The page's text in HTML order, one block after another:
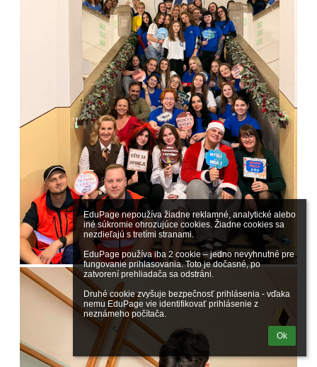
EduPage nepoužíva žiadne reklamné, analytické alebo
iné súkromie ohrozujúce cookies. Žiadne cookies sa
nezdieľajú s tretími stranami.
EduPage používa iba 2 cookie – jedno nevyhnutné pre
fungovanie prihlasovania. Toto je dočasné, po
zatvorení prehliadača sa odstráni.
Druhé cookie zvyšuje bezpečnosť prihlásenia - vďaka
nemu EduPage vie identifikovať prihlásenie z
neznámeho počítača.
Ok